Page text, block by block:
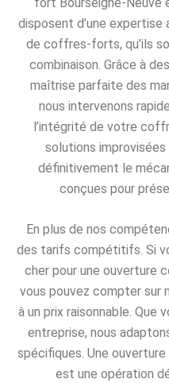
disposent d’une
de coffres-forts, qu’ils
combinaison. Grâce à
maîtrise parfaite des
nous intervenons
l’intégrité de votre
solutions
définitivement le
conçues pour
En plus de nos
des tarifs compétitifs. Si
cher pour une ouverture
vous pouvez compter sur
à un prix raisonnable. Que
entreprise, nous
spécifiques. Une
est une opération